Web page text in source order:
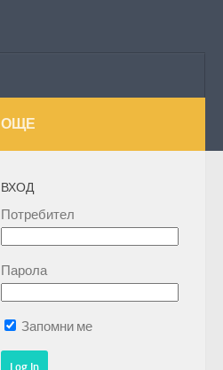
ОЩЕ
ВХОД
Потребител
Парола
Запомни ме